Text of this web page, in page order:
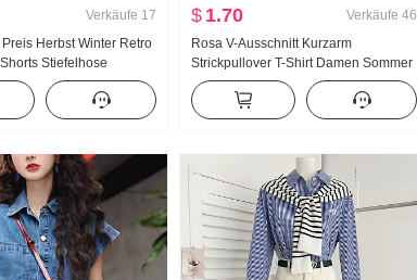
Verkäufe 17
Herbst Winter Retro
Stiefelhose
$ 1.70 Verkäufe 46
Rosa V-Ausschnitt Kurzarm
Strickpullover T-Shirt Damen Sommer
2026 Neu Schlank Schlank Tailliert
Süß-scharf Wind Kurz Top